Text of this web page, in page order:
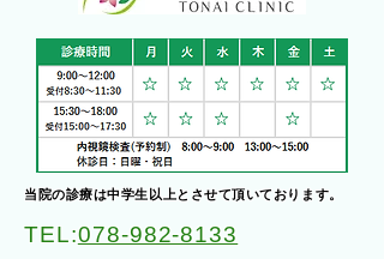
​当院の診療は中学生以上とさせて頂いております。
TEL:078-982-8133